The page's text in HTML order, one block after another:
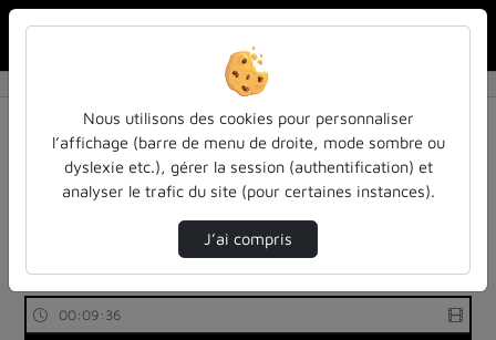
Résultats de la recherche
Filtres actifs (cliquer pour en retirer) :
ieca-institut-europeen-de-cinema-et-daudiovisuel
ieca-institut-europeen-de-cinema-et-daudiovisuel
313 vidéos trouvées
00:09:36
Nous utilisons des cookies pour personnaliser
l’affichage (barre de menu de droite, mode sombre ou
dyslexie etc.), gérer la session (authentification) et
analyser le trafic du site (pour certaines instances).
J’ai compris